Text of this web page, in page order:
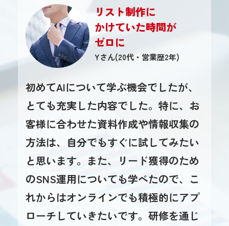
リスト制作に
かけていた時間が
ゼロに
Yさん(20代・営業歴2年)
初めてAIについて学ぶ機会でしたが、
とても充実した内容でした。特に、お
客様に合わせた資料作成や情報収集の
方法は、自分でもすぐに試してみたい
と思います。また、リード獲得のため
のSNS運用についても学べたので、こ
れからはオンラインでも積極的にアプ
ローチしていきたいです。研修を通じ